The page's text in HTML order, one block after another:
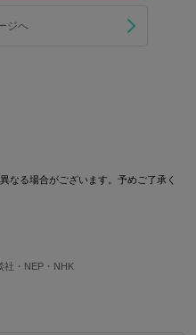
ジへ
なる場合がございます。予めご了承く
社・NEP・NHK